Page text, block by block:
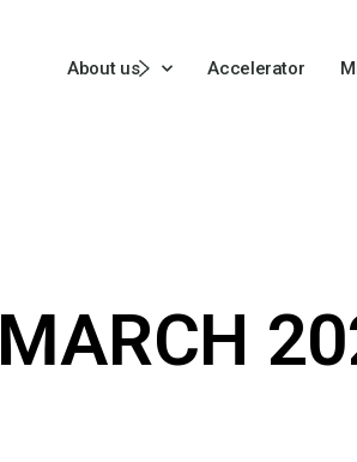
About us Accelerator
MARCH